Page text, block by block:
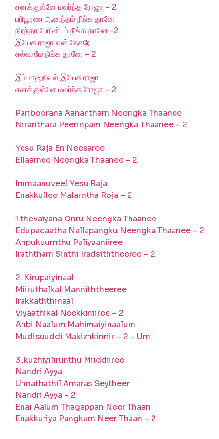
எனக்குள்ளே மலர்ந்த ரோஜா – 2
பரிபூரண ஆனந்தம் நீங்க தானே
நிரந்தர பேரின்பம் நீங்க தானே -2
இயேசு ராஜா என் நேசரே
எல்லாமே நீங்க தானே – 2
இம்மானுவேல் இயேசு ராஜா
எனக்குள்ளே மலர்ந்த ரோஜா – 2
Pariboorana Aanantham Neengka Thaanee
Niranthara Peerinpam Neengka Thaanee – 2
Yesu Raja En Neesaree
Ellaamee Neengka Thaanee – 2
Immaanuveel Yesu Raja
Enakkullee Malarntha Roja – 2
1.thevaiyana Onru Neengka Thaanee
Edupadaatha Nallapangku Neengka Thaanee – 2
Anpukuurnthu Paliyaaniiree
Iraththam Sinthi Iradsiththeeree – 2
2. Kirupaiyinaal
Miiruthalkal Manniththeeree
Irakkaththinaal
Viyaathikal Neekkiniiree – 2
Anbi Naalum Mahimaiyinaalum
Mudisuuddi Makizhkinriir – 2 – Um
3 .kuzhiyilirunthu Miiddiiree
Nandri Ayya
Unnathathil Amaras Seytheer
Nandri Ayya – 2
Enai Aalum Thagappan Neer Thaan
Enakkuriya Pangkum Neer Thaan – 2